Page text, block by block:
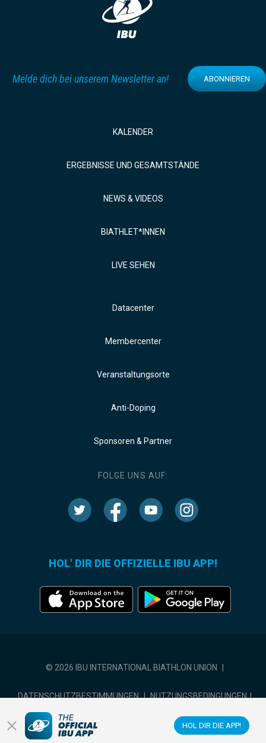
HOL DIR DIE APP!
Melde dich bei unserem Newsletter an! ABONNIEREN
KALENDER
ERGEBNISSE UND GESAMTSTÄNDE
NEWS & VIDEOS
BIATHLET*INNEN
LIVE SEHEN
Datacenter
Membercenter
Veranstaltungsorte
Anti-Doping
Sponsoren & Partner
FOLGE UNS AUF:
HOL' DIR DIE OFFIZIELLE IBU APP!
© 2026 IBU INTERNATIONAL BIATHLON UNION
DATENSCHUTZBESTIMMUNGEN | NUTZUNGSBEDINGUNGEN |
COOKIE-EINSTELLUNGEN